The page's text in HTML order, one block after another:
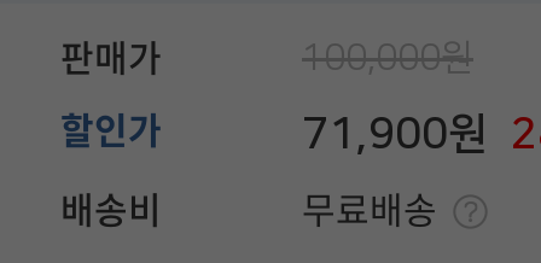
판매가 100,000원
할인가 71,900원
배송비
무료배송